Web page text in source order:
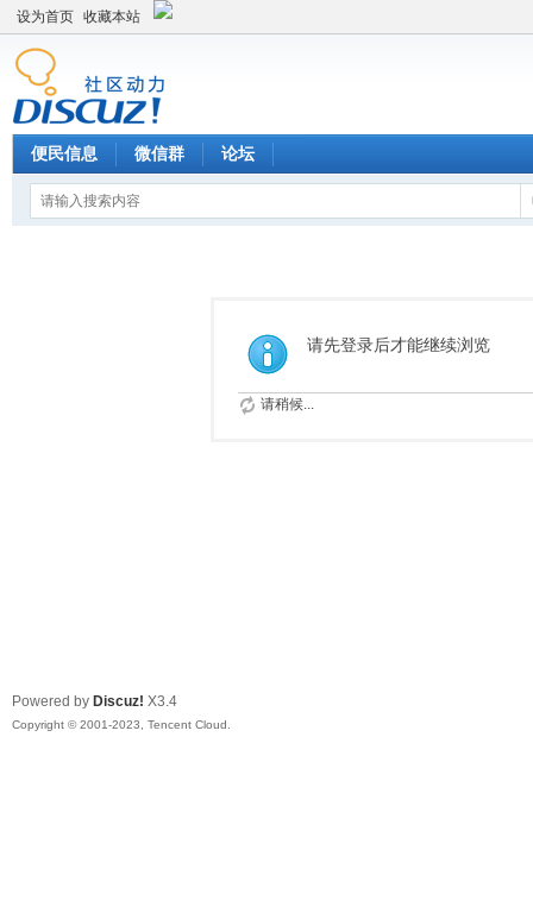
设为首页 收藏本站
便民信息 微信群 论坛
请先登录后才能继续浏览
请稍候...
Powered by Discuz! X3.4
Copyright © 2001-2023, Tencent Cloud.